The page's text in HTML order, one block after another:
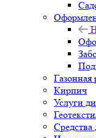
Газонная
Кирпич
Услуги
Средства